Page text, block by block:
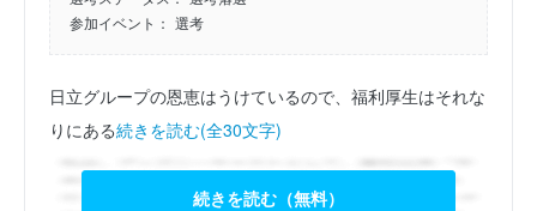
参加イベント： 選考
日立グループの恩恵はうけているので、福利厚生はそれな
りにある続きを読む(全30文字)
続きを読む（無料）